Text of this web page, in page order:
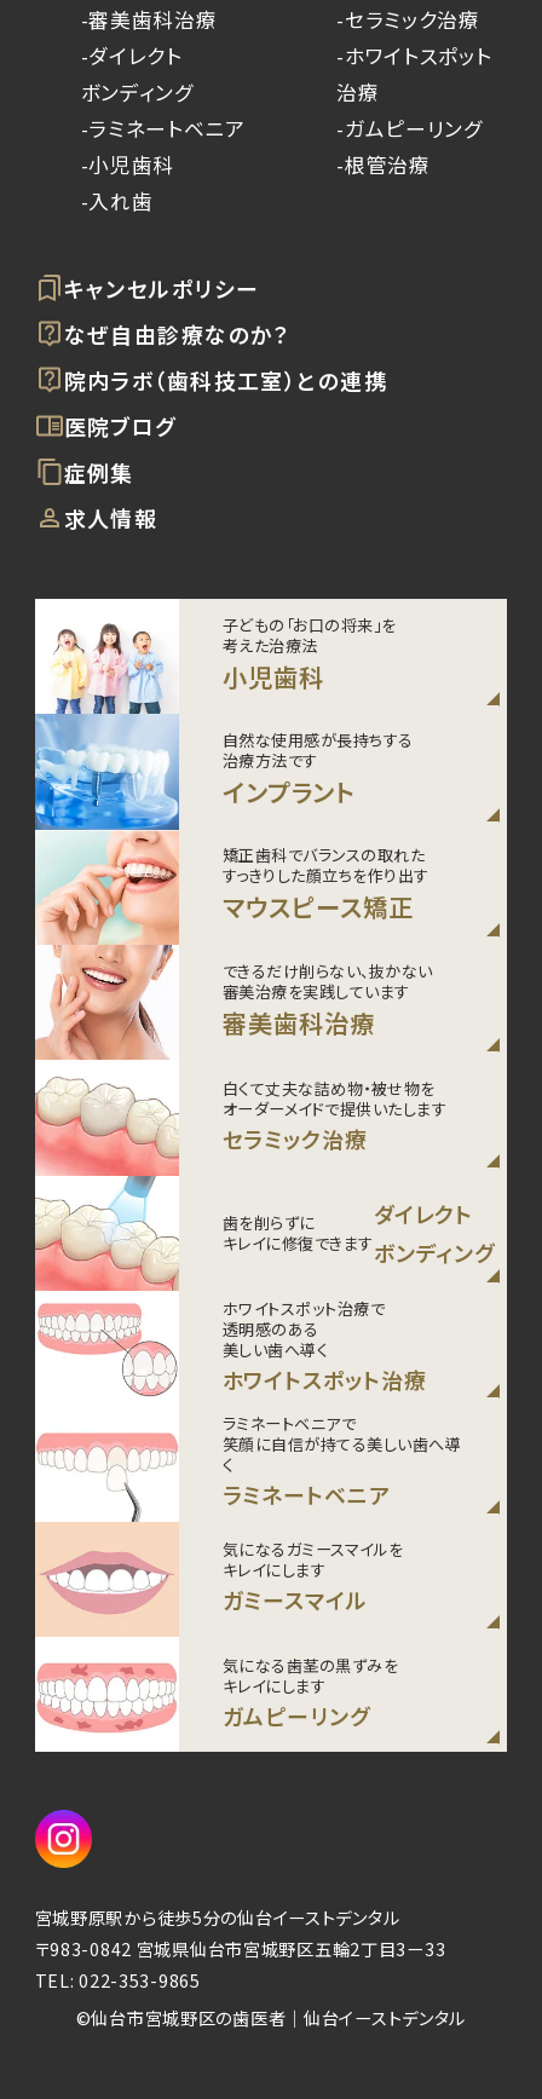
-審美歯科治療
-セラミック治療
-ダイレクト
ボンディング
-ホワイトスポット
治療
-ラミネートベニア
-ガムピーリング
-小児歯科
-根管治療
-入れ歯
キャンセルポリシー
なぜ自由診療なのか？
院内ラボ（歯科技工室）との連携
医院ブログ
症例集
求人情報
子どもの「お口の将来」を
考えた治療法
小児歯科
自然な使用感が長持ちする
治療方法です
インプラント
矯正歯科でバランスの取れた
すっきりした顔立ちを作り出す
マウスピース矯正
できるだけ削らない、抜かない
審美治療を実践しています
審美歯科治療
白くて丈夫な詰め物・被せ物を
オーダーメイドで提供いたします
セラミック治療
歯を削らずに
キレイに修復できます
ダイレクト
ボンディング
ホワイトスポット治療で
透明感のある
美しい歯へ導く
ホワイトスポット治療
ラミネートベニアで
笑顔に自信が持てる美しい歯へ導
く
ラミネートベニア
気になるガミースマイルを
キレイにします
ガミースマイル
気になる歯茎の黒ずみを
キレイにします
ガムピーリング
宮城野原駅から徒歩5分の仙台イーストデンタル
〒983-0842 宮城県仙台市宮城野区五輪2丁目3ー33
TEL:022-353-9865
©仙台市宮城野区の歯医者｜仙台イーストデンタル